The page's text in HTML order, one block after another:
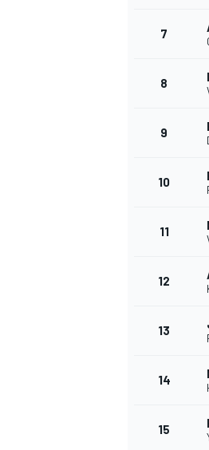
7
8
9
10
11
12
13
14
15